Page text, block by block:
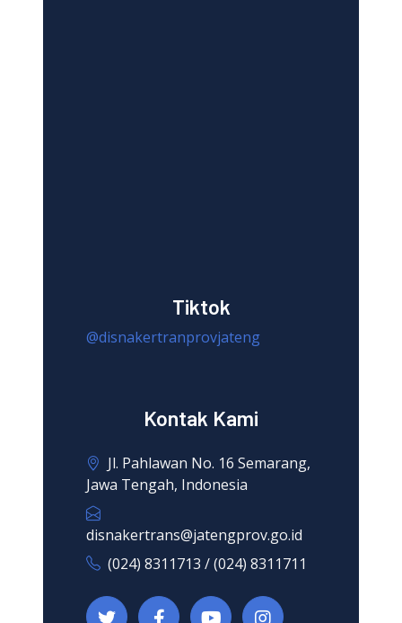
Tiktok
@disnakertranprovjateng
Kontak Kami
Jl. Pahlawan No. 16 Semarang,
Jawa Tengah, Indonesia
disnakertrans@jatengprov.go.id
(024) 8311713 / (024) 8311711